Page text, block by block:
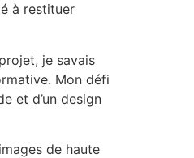
à restituer
je savais
Mon défi
et d’un design
de haute